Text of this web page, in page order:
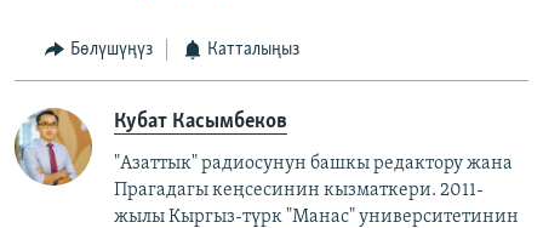
Бөлүшүңүз Катталыңыз
Кубат Касымбеков
"Азаттык" радиосунун башкы редактору жана
Прагадагы кеңсесинин кызматкери. 2011-
жылы Кыргыз-түрк "Манас" университетинин